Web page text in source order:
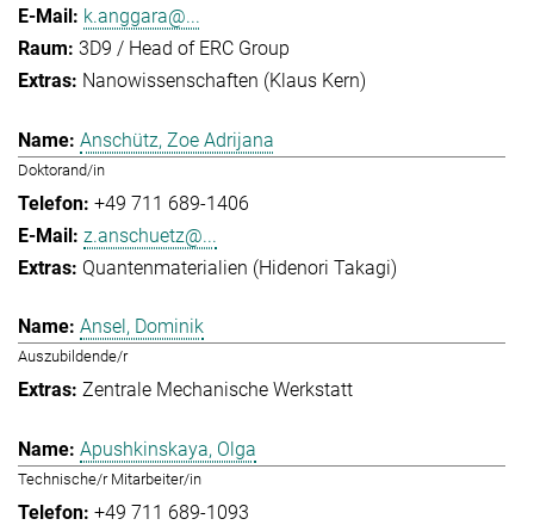
k.anggara@...
3D9 / Head of ERC Group
Nanowissenschaften (Klaus Kern)
Anschütz, Zoe Adrijana
Doktorand/in
+49 711 689-1406
z.anschuetz@...
Quantenmaterialien (Hidenori Takagi)
Ansel, Dominik
Auszubildende/r
Zentrale Mechanische Werkstatt
Apushkinskaya, Olga
Technische/r Mitarbeiter/in
+49 711 689-1093